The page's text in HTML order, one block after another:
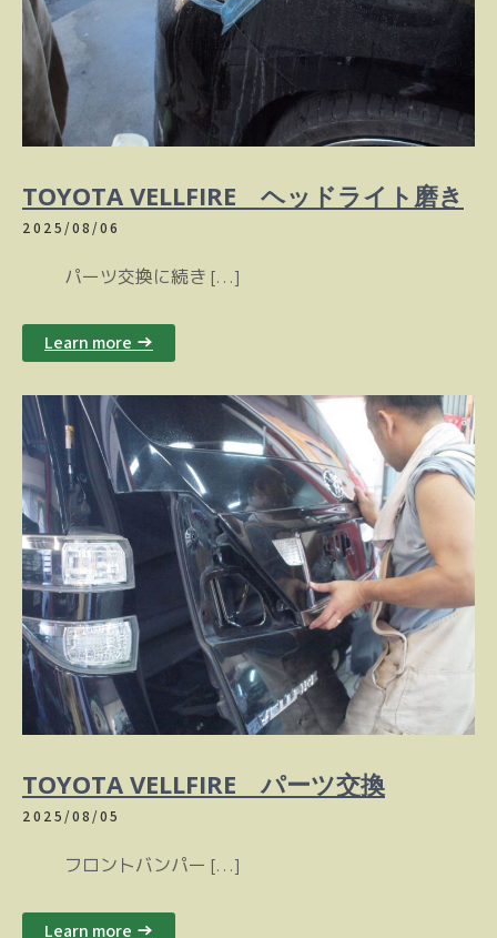
TOYOTA VELLFIRE ヘッドライト磨き
2025/08/06
パーツ交換に続き […]
Learn more →
TOYOTA VELLFIRE パーツ交換
2025/08/05
フロントバンパー […]
Learn more →